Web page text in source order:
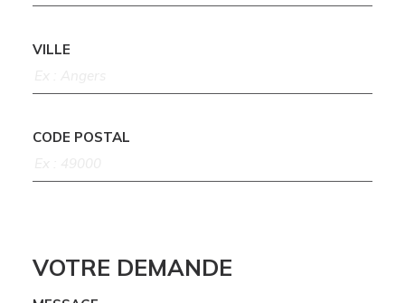
VILLE
CODE POSTAL
VOTRE DEMANDE